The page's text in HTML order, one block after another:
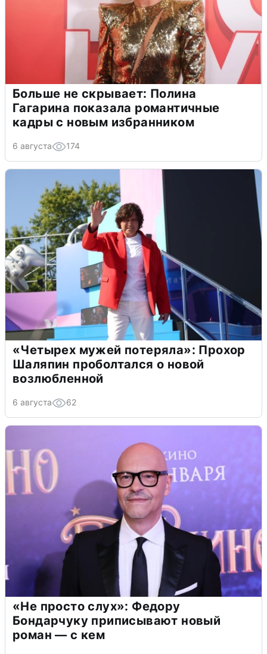
Больше не скрывает: Полина
Гагарина показала романтичные
кадры с новым избранником
6 августа 174
«Четырех мужей потеряла»: Прохор
Шаляпин проболтался о новой
возлюбленной
6 августа 62
«Не просто слух»: Федору
Бондарчуку приписывают новый
роман — с кем